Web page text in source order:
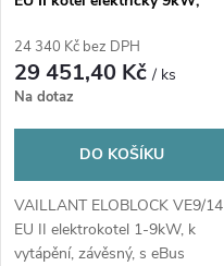
24 340 Kč bez DPH
29 451,40 Kč/ ks
Na dotaz
DO KOŠÍKU
VAILLANT ELOBLOCK VE9/14
EU II elektrokotel 1-9kW, k
vytápění, závěsný, s eBus